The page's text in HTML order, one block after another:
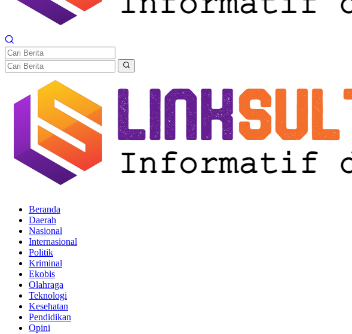
Beranda
Daerah
Nasional
Internasional
Politik
Kriminal
Ekobis
Olahraga
Teknologi
Kesehatan
Pendidikan
Opini